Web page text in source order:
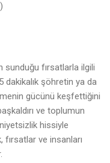
sunduğu fırsatlarla ilgili
dakikalık şöhretin ya da
gücünü keşfettiğini
ve toplumun
hissiyle
fırsatlar ve insanları